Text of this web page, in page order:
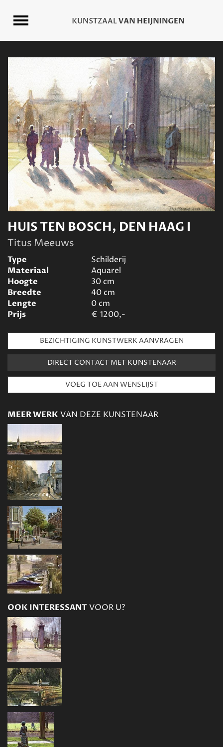
HUIS TEN BOSCH, DEN HAAG I
Titus Meeuws
Type
Schilderij
Materiaal
Aquarel
Hoogte
30cm
Breedte
40cm
Lengte
0cm
Prijs
€ 1200,-
BEZICHTIGING KUNSTWERK AANVRAGEN
DIRECT CONTACT MET KUNSTENAAR
MEER WERK VAN DEZE KUNSTENAAR
OOK INTERESSANTVOOR U?